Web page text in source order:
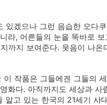
있겠으나 그런 음습한 오다
라, 어른들의 눈을 똑바로
까지 보여준다. 웃음이 나온
작품은 그들에겐 그들의
화다. 아직까지도 세상과 사
고 있는 한국의 21세기 사